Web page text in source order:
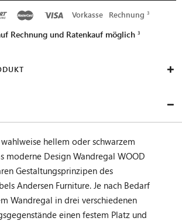
Vorkasse Rechnung
Rechnung und Ratenkauf möglich
hellem oder schwarzem
moderne Design Wandregal WOOD
Gestaltungsprinzipen des
Andersen Furniture. Je nach Bedarf
Wandregal in drei verschiedenen
einen festem Platz und